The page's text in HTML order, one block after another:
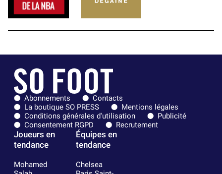
Abonnements
Contacts
La boutique SO PRESS
Mentions légales
Conditions générales d'utilisation
Publicité
Consentement RGPD
Recrutement
Joueurs en
tendance
Mohamed
Équipes en
tendance
Chelsea